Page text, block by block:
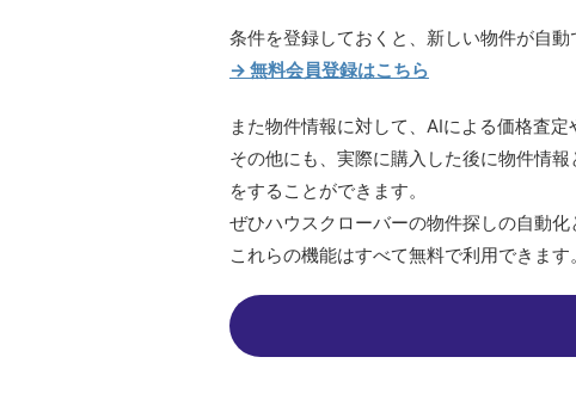
条件を登録しておくと、新しい物件が自
→ 無料会員登録はこちら
また物件情報に対して、AIによる価格査
その他にも、実際に購入した後に物件情
をすることができます。
ぜひハウスクローバーの物件探しの自動
これらの機能はすべて無料で利用できます。